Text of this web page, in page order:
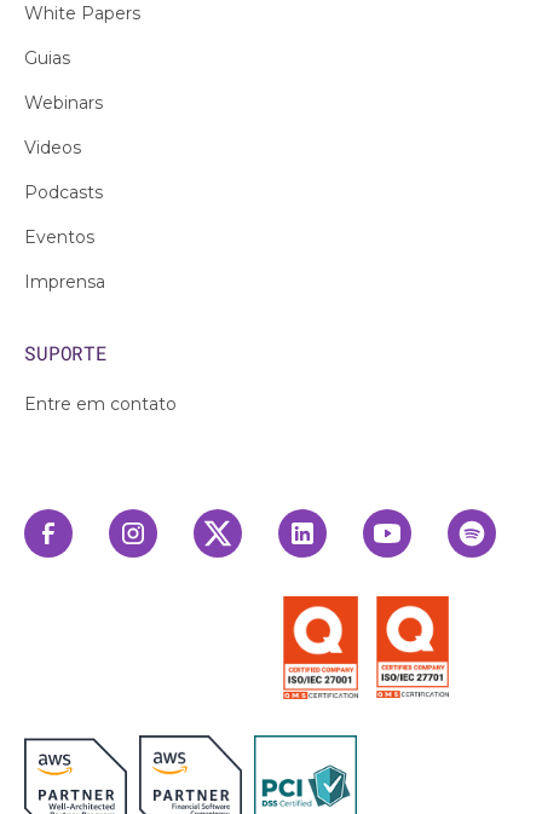
White Papers
Guias
Webinars
Videos
Podcasts
Eventos
Imprensa
SUPORTE
Entre em contato